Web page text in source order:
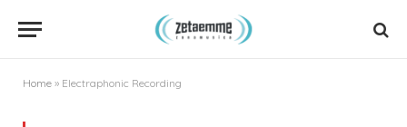
Home » Electraphonic Recording